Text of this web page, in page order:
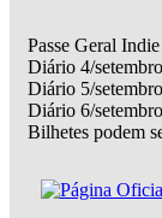
Passe Geral
Diário 4/
Diário 5/
Diário 6/
Bilhetes podem